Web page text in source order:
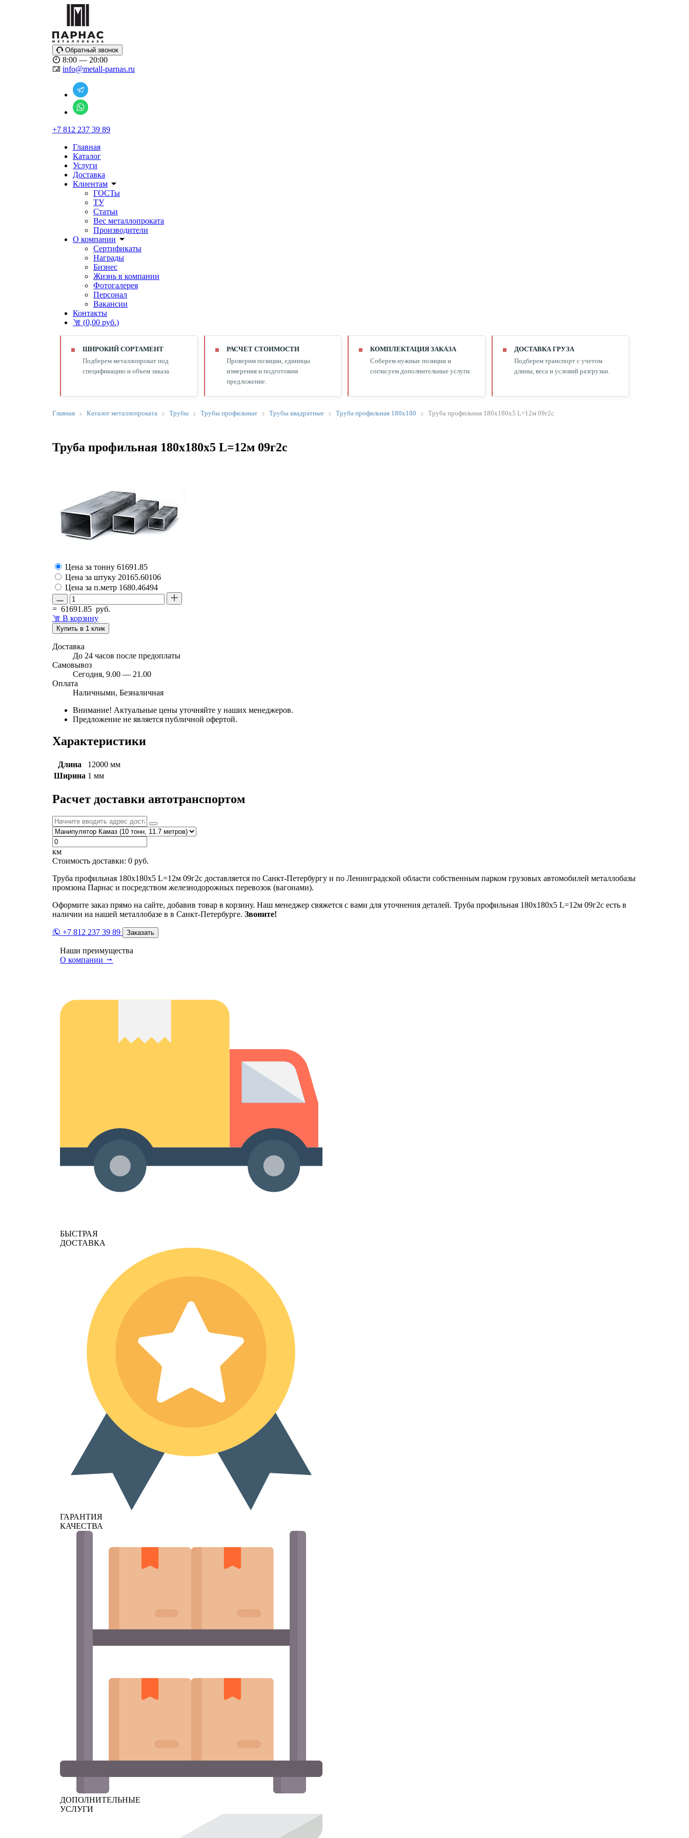
Обратный звонок
8:00 — 20:00
info@metall-parnas.ru
+7 812 237 39 89
Главная
Каталог
Услуги
Доставка
Клиентам
ГОСТы
ТУ
Статьи
Вес металлопроката
Производители
О компании
Сертификаты
Награды
Бизнес
Жизнь в компании
Фотогалерея
Персонал
Вакансии
Контакты
(0,00 руб.)
ШИРОКИЙ СОРТАМЕНТ
Подберем металлопрокат под
спецификацию и объем заказа.
РАСЧЕТ СТОИМОСТИ
Проверим позиции, единицы
измерения и подготовим
предложение.
КОМПЛЕКТАЦИЯ ЗАКАЗА
Соберем нужные позиции и
согласуем дополнительные услуги.
ДОСТАВКА ГРУЗА
Подберем транспорт с учетом
длины, веса и условий разгрузки.
Главная Каталог металлопроката Трубы Трубы профильные Трубы квадратные Труба профильная 180х180 Труба профильная 180х180х5 L=12м 09г2с
Труба профильная 180х180х5 L=12м 09г2с
Цена за тонну 61691.85
Цена за штуку 20165.60106
Цена за п.метр 1680.46494
= 61691.85 руб.
В корзину
Купить в 1 клик
Доставка
До 24 часов после предоплаты
Самовывоз
Сегодня, 9.00 — 21.00
Оплата
Наличными, Безналичная
Внимание! Актуальные цены уточняйте у наших менеджеров.
Предложение не является публичной офертой.
Характеристики
Длина
12000 мм
Ширина 1 мм
Расчет доставки автотранспортом
км
Стоимость доставки: 0 руб.
Труба профильная 180х180х5 L=12м 09г2с доставляется по Санкт-Петербургу и по Ленинградской области собственным парком грузовых автомобилей металлобазы
промзона Парнас и посредством железнодорожных перевозок (вагонами).
Оформите заказ прямо на сайте, добавив товар в корзину. Наш менеджер свяжется с вами для уточнения деталей. Труба профильная 180х180х5 L=12м 09г2с есть в
наличии на нашей металлобазе в в Санкт-Петербурге. Звоните!
+7 812 237 39 89 Заказать
Наши преимущества
О компании
БЫСТРАЯ
ДОСТАВКА
ГАРАНТИЯ
КАЧЕСТВА
ДОПОЛНИТЕЛЬНЫЕ
УСЛУГИ